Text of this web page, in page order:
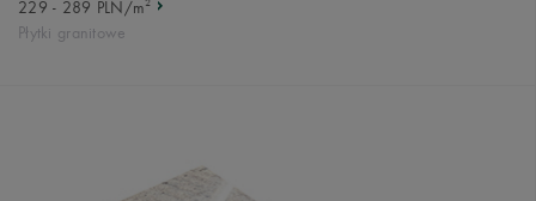
229 - 289 PLN/m
Płytki granitowe